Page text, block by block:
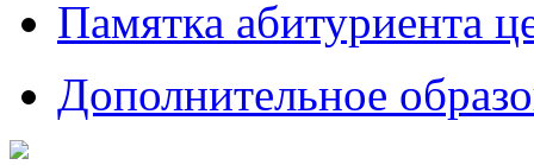
Памятка абитуриента
Дополнительное